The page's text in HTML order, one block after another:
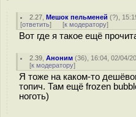
2.27 ,Мешок пельменей (?),
[ответить] [к модератору]
Вот где я такое ещё
2.39 ,Аноним (36), 16:04, 02/04/
[к модератору]
Я тоже на каком-то
топич. Там ещё frozen
ноготь)